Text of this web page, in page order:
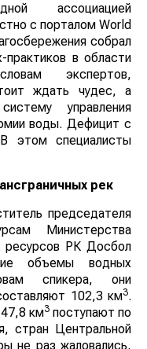
ассоциацией
с порталом World
собрал
в области
экспертов,
ждать чудес, а
управления
воды. Дефицит с
этом специалисты
рек
председателя
Министерства
ресурсов РК Досбол
объемы водных
спикера, они
102,3 км3.
км3 поступают по
стран Центральной
не раз жаловались,